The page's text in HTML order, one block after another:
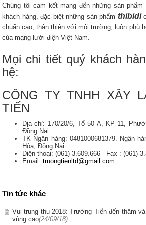
Chúng tôi cam kết mang đến những sản phẩm
khách hàng, đặc biệt những sản phẩm thibidi
chuẩn cao, thân thiện với môi trường, luôn phù
của mạng lưới điện Việt Nam.
Mọi chi tiết quý khách
hệ:
CÔNG TY TNHH XÂY
TIẾN
Địa chỉ: 170/20/6, Tổ 50 A, KP 11,
Đồng Nai
TK Ngân hàng: 0481000681379. Ngân
Hòa, Đồng Nai
Điện thoại: (061) 3.609.666 - Fax : (061)
Email: truongtienltd@gmail.com
Tin tức khác
Vui trung thu 2018: Trường Tiến đến thăm
vùng cao(24/09/18)